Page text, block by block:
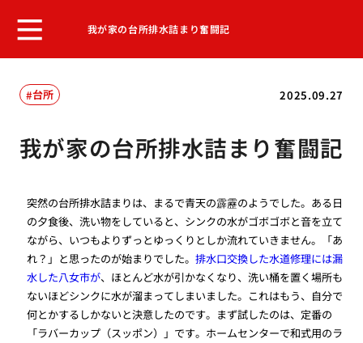
我が家の台所排水詰まり奮闘記
2025.09.27
台所
我が家の台所排水詰まり奮闘記
突然の台所排水詰まりは、まるで青天の霹靂のようでした。ある日
の夕食後、洗い物をしていると、シンクの水がゴボゴボと音を立て
ながら、いつもよりずっとゆっくりとしか流れていきません。「あ
れ？」と思ったのが始まりでした。排水口交換した水道修理には漏
水した八女市が、ほとんど水が引かなくなり、洗い桶を置く場所も
ないほどシンクに水が溜まってしまいました。これはもう、自分で
何とかするしかないと決意したのです。まず試したのは、定番の
「ラバーカップ（スッポン）」です。ホームセンターで和式用のラ